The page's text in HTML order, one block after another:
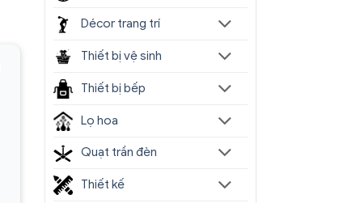
Décor trang trí
Thiết bị vệ sinh
Thiết bị bếp
Lọ hoa
Quạt trần đèn
Thiết kế